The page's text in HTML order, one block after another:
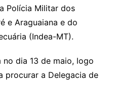
Polícia Militar dos
e Araguaiana e do
(Indea-MT).
dia 13 de maio, logo
procurar a Delegacia de